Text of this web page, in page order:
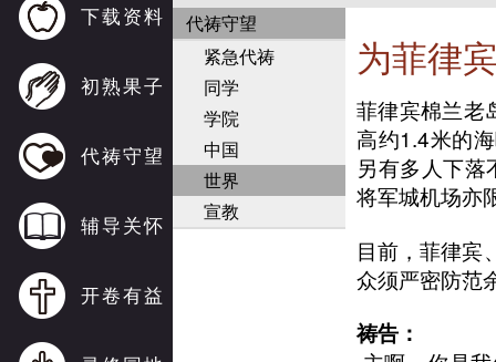
下载资料
初熟果子
代祷守望
辅导关怀
开卷有益
代祷守望
紧急代祷
同学
学院
中国
世界
宣教
为菲律
菲律宾棉兰老
高约1.4米的
另有多人下
将军城机场亦
目前，菲律宾
众须严密防范
祷告：